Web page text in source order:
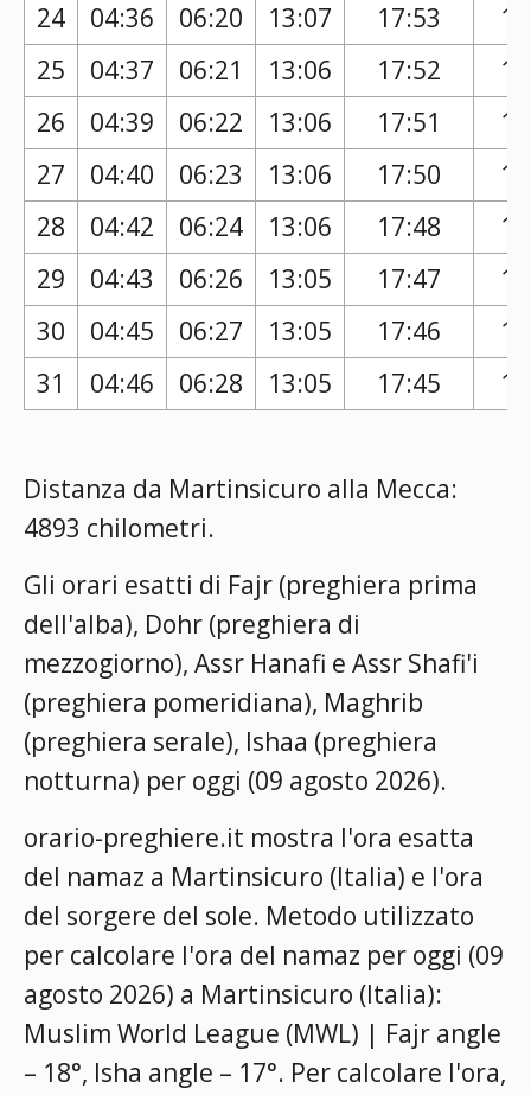
24
04:36 06:20 13:07 17:53
25
04:37 06:21 13:06 17:52
26
04:39 06:22 13:06 17:51
27
04:40 06:23 13:06 17:50
28
04:42 06:24 13:06 17:48
29
04:43 06:26 13:05 17:47
30
04:45 06:27 13:05 17:46
31
04:46 06:28 13:05 17:45
Distanza da Martinsicuro alla Mecca:
4893 chilometri.
Gli orari esatti di Fajr (preghiera prima
dell'alba), Dohr (preghiera di
mezzogiorno), Assr Hanafi e Assr Shafi'i
(preghiera pomeridiana), Maghrib
(preghiera serale), Ishaa (preghiera
notturna) per oggi (09 agosto 2026).
orario-preghiere.it mostra l'ora esatta
del namaz a Martinsicuro (Italia) e l'ora
del sorgere del sole. Metodo utilizzato
per calcolare l'ora del namaz per oggi (09
agosto 2026) a Martinsicuro (Italia):
Muslim World League (MWL) | Fajr angle
– 18°, Isha angle – 17°. Per calcolare l'ora,